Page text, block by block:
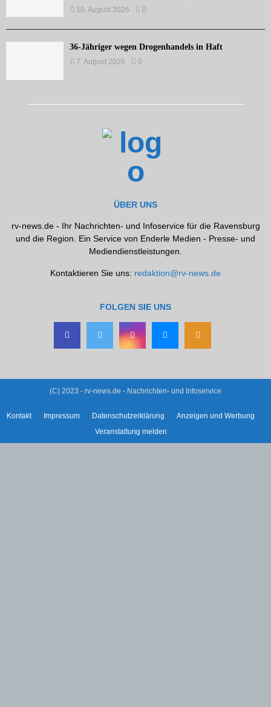
10. August 2026 0
36-Jähriger wegen Drogenhandels in Haft
7. August 2026 0
ÜBER UNS
rv-news.de - Ihr Nachrichten- und Infoservice für die Ravensburg
und die Region. Ein Service von Enderle Medien - Presse- und
Mediendienstleistungen.
Kontaktieren Sie uns: redaktion@rv-news.de
FOLGEN SIE UNS
(C) 2023 - rv-news.de - Nachrichten- und Infoservice
Kontakt Impressum Datenschutzerklärung
Anzeigen und Werbung
Veranstaltung melden